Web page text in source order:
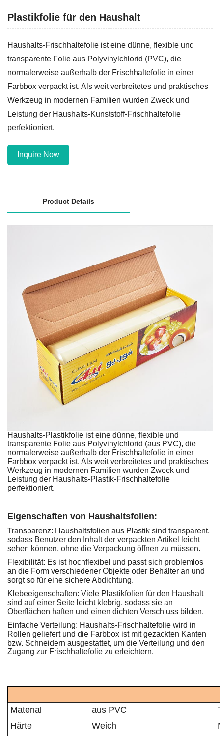
Plastikfolie für den Haushalt
Haushalts-Frischhaltefolie ist eine dünne, flexible und
transparente Folie aus Polyvinylchlorid (PVC), die
normalerweise außerhalb der Frischhaltefolie in einer
Farbbox verpackt ist. Als weit verbreitetes und praktisches
Werkzeug in modernen Familien wurden Zweck und
Leistung der Haushalts-Kunststoff-Frischhaltefolie
perfektioniert.
Inquire Now
Product Details
Haushalts-Plastikfolie ist eine dünne, flexible und
transparente Folie aus Polyvinylchlorid (aus PVC), die
normalerweise außerhalb der Frischhaltefolie in einer
Farbbox verpackt ist. Als weit verbreitetes und praktisches
Werkzeug in modernen Familien wurden Zweck und
Leistung der Haushalts-Plastik-Frischhaltefolie
perfektioniert.
Eigenschaften von Haushaltsfolien:
Transparenz: Haushaltsfolien aus Plastik sind transparent,
sodass Benutzer den Inhalt der verpackten Artikel leicht
sehen können, ohne die Verpackung öffnen zu müssen.
Flexibilität: Es ist hochflexibel und passt sich problemlos
an die Form verschiedener Objekte oder Behälter an und
sorgt so für eine sichere Abdichtung.
Klebeeigenschaften: Viele Plastikfolien für den Haushalt
sind auf einer Seite leicht klebrig, sodass sie an
Oberflächen haften und einen dichten Verschluss bilden.
Einfache Verteilung: Haushalts-Frischhaltefolie wird in
Rollen geliefert und die Farbbox ist mit gezackten Kanten
bzw. Schneidern ausgestattet, um die Verteilung und den
Zugang zur Frischhaltefolie zu erleichtern.
Material aus PVC
Härte
Weich